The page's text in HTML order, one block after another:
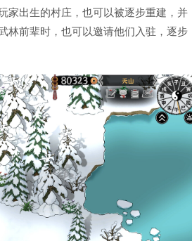
家出生的村庄，也可以被逐步重建，并
林前辈时，也可以邀请他们入驻，逐步